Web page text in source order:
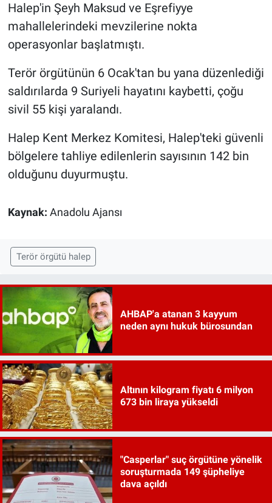
Halep'in Şeyh Maksud ve Eşrefiyye
mahallelerindeki mevzilerine nokta
operasyonlar başlatmıştı.
Terör örgütünün 6 Ocak'tan bu yana düzenlediği
saldırılarda 9 Suriyeli hayatını kaybetti, çoğu
sivil 55 kişi yaralandı.
Halep Kent Merkez Komitesi, Halep'teki güvenli
bölgelere tahliye edilenlerin sayısının 142 bin
olduğunu duyurmuştu.
Kaynak: Anadolu Ajansı
Terör örgütü halep
AHBAP'a atanan 3 kayyum
neden aynı hukuk bürosundan
Altının kilogram fiyatı 6 milyon
673 bin liraya yükseldi
"Casperlar" suç örgütüne yönelik
soruşturmada 149 şüpheliye
dava açıldı